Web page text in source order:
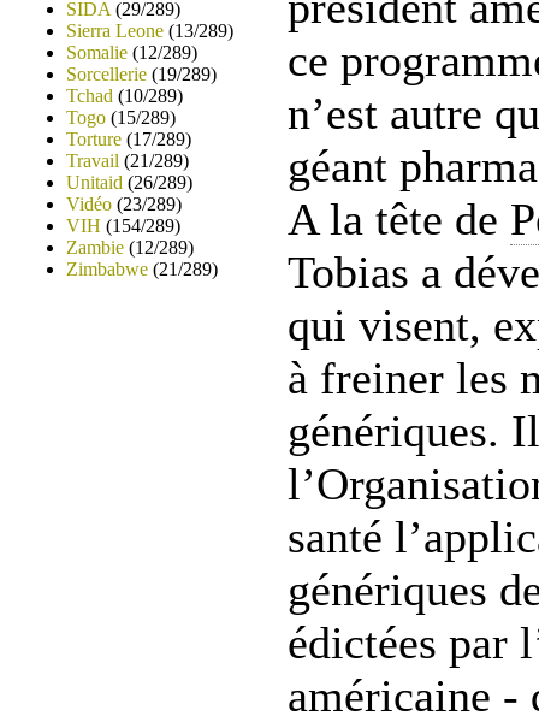
SIDA (29/289)
Sierra Leone (13/289)
Somalie (12/289)
Sorcellerie (19/289)
Tchad (10/289)
Togo (15/289)
Torture (17/289)
Travail (21/289)
Unitaid (26/289)
Vidéo (23/289)
VIH (154/289)
Zambie (12/289)
Zimbabwe (21/289)
ce
n’est autre
géant
A la tête de
Tobias a
qui visent,
à freiner les
génériques.
santé
génériques
édictées par
américaine -